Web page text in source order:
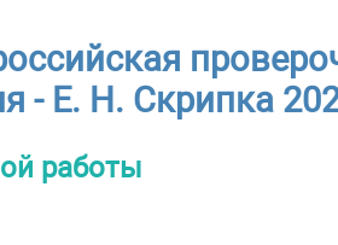
- Е. Н. Скрипка
работы